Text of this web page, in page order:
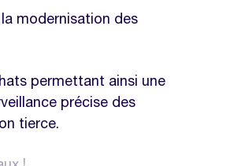
modernisation des
permettant ainsi une
précise des
tierce.